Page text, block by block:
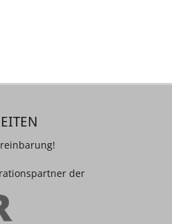
der